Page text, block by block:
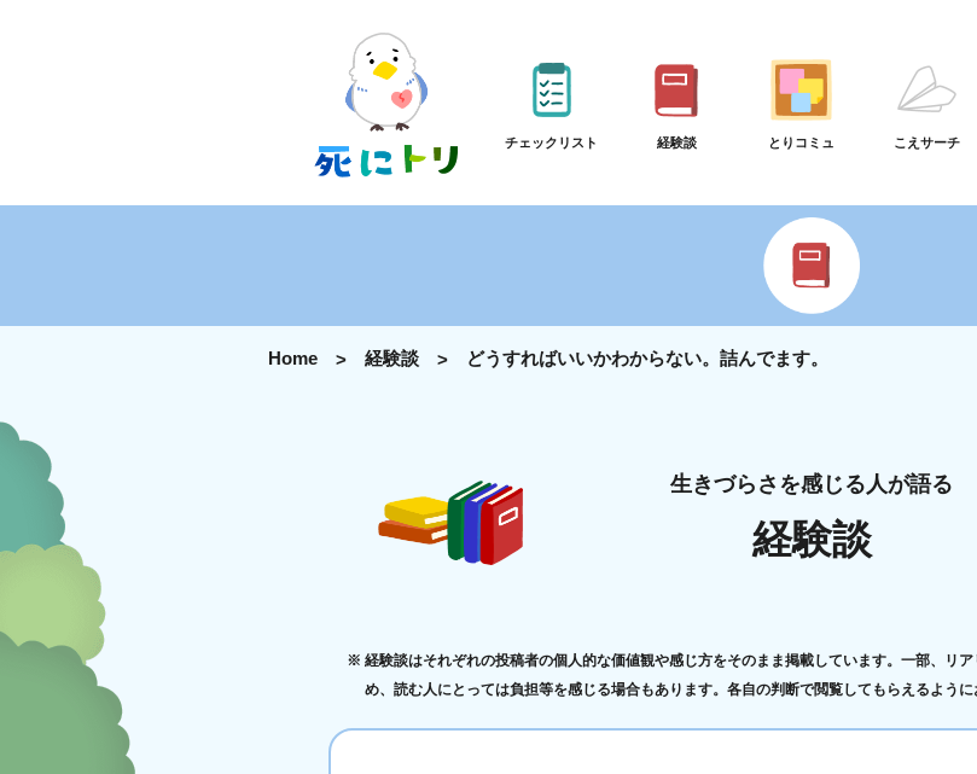
チェックリスト 経験談 とりコミュ こえサーチ
Home 経験談 どうすればいいかわからない。詰んでます。
生きづらさを感じる人が語る
経験談
経験談はそれぞれの投稿者の個人的な価値観や感じ方をそのまま掲載しています。一部、リ
め、読む人にとっては負担等を感じる場合もあります。各自の判断で閲覧してもらえるように